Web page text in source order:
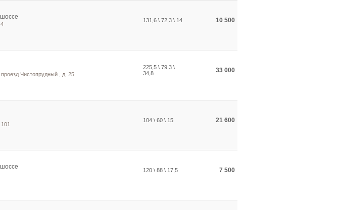
шоссе 131,6 \ 72,3 \ 14 10 500
проезд Чистопрудный , д. 25
225,5 \ 79,3 \
34,8
33 000
104 \ 60 \ 15 21 600
шоссе 120 \ 88 \ 17,5 7 500